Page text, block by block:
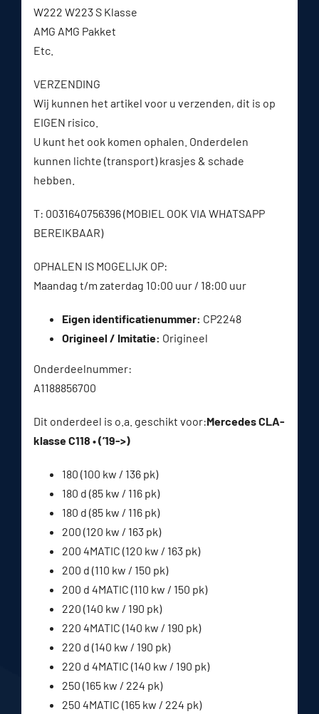
W222 W223 S Klasse
AMG AMG Pakket
Etc.
VERZENDING
Wij kunnen het artikel voor u verzenden, dit is op
EIGEN risico.
U kunt het ook komen ophalen. Onderdelen
kunnen lichte (transport) krasjes & schade
hebben.
T: 0031640756396 (MOBIEL OOK VIA WHATSAPP
BEREIKBAAR)
OPHALEN IS MOGELIJK OP:
Maandag t/m zaterdag 10:00 uur / 18:00 uur
Eigen identificatienummer: CP2248
Origineel / Imitatie: Origineel
Onderdeelnummer:
A1188856700
Dit onderdeel is o.a. geschikt voor:Mercedes CLA-
klasse C118 • (’19->)
180 (100 kw / 136 pk)
180 d (85 kw / 116 pk)
180 d (85 kw / 116 pk)
200 (120 kw / 163 pk)
200 4MATIC (120 kw / 163 pk)
200 d (110 kw / 150 pk)
200 d 4MATIC (110 kw / 150 pk)
220 (140 kw / 190 pk)
220 4MATIC (140 kw / 190 pk)
220 d (140 kw / 190 pk)
220 d 4MATIC (140 kw / 190 pk)
250 (165 kw / 224 pk)
250 4MATIC (165 kw / 224 pk)